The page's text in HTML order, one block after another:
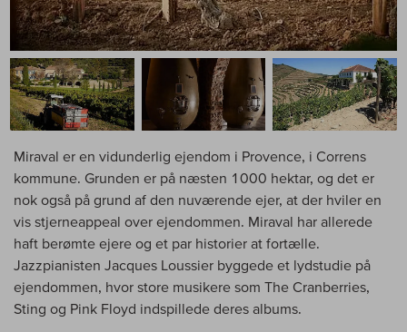
Miraval er en vidunderlig ejendom i Provence, i Correns
kommune. Grunden er på næsten 1000 hektar, og det er
nok også på grund af den nuværende ejer, at der hviler en
vis stjerneappeal over ejendommen. Miraval har allerede
haft berømte ejere og et par historier at fortælle.
Jazzpianisten Jacques Loussier byggede et lydstudie på
ejendommen, hvor store musikere som The Cranberries,
Sting og Pink Floyd indspillede deres albums.